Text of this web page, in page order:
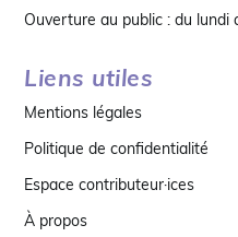
Ouverture au public : du lundi
Liens utiles
Mentions légales
Politique de confidentialité
Espace contributeur·ices
À propos